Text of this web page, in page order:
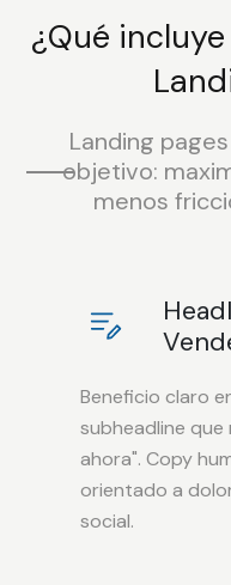
¿Qué
Landing
objetivo:
menos
Beneficio claro
subheadline
ahora". Copy
orientado a
social.